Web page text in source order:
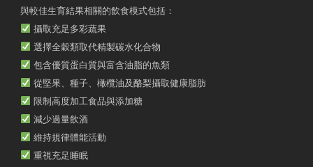
與較佳生育結果相關的飲食模式包括：
攝取充足多彩蔬果
選擇全穀類取代精製碳水化合物
包含優質蛋白質與富含油脂的魚類
從堅果、種子、橄欖油及酪梨攝取健康脂肪
限制高度加工食品與添加糖
減少過量飲酒
維持規律體能活動
重視充足睡眠